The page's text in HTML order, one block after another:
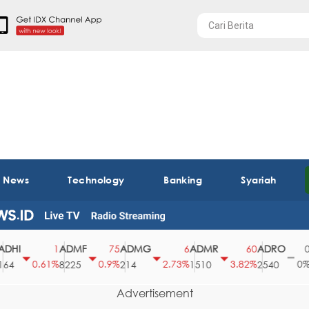
Technology Banking Syariah
0.61%
ADMF
8225
0.9%
ADMG
214
2.73%
ADMR
1510
3.82%
ADRO
2540
43
Advertisement